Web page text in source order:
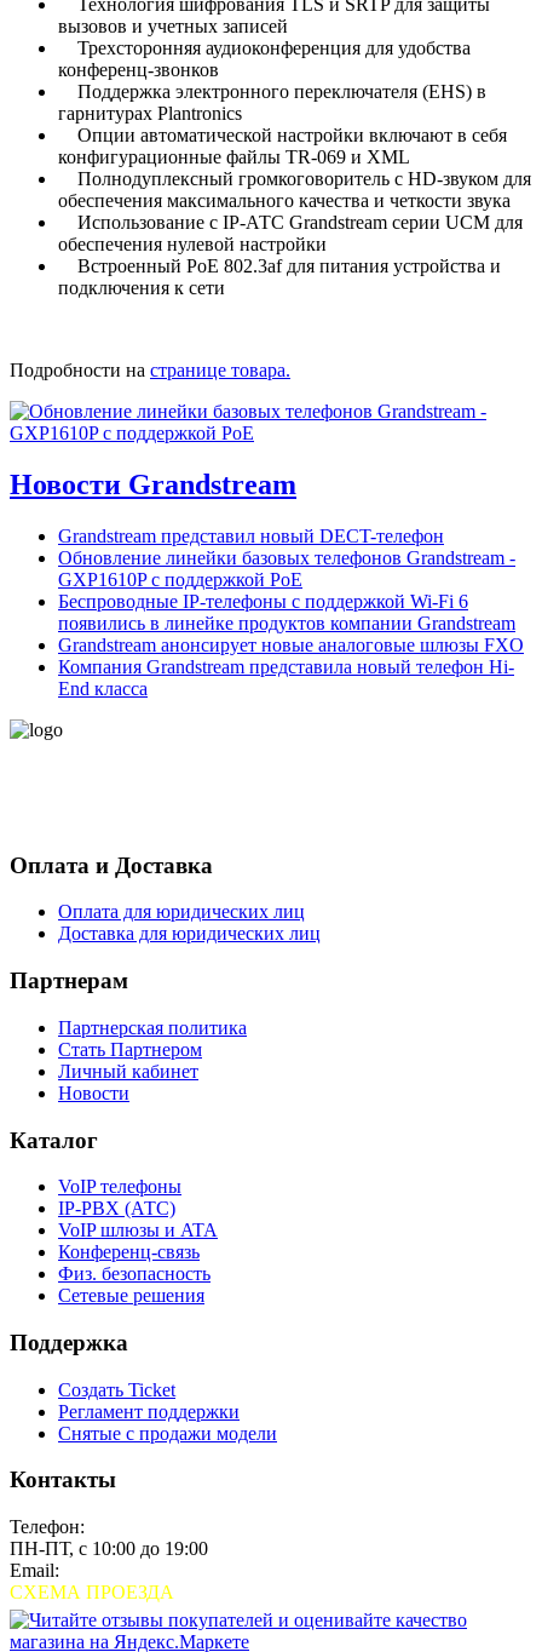
Технология шифрования TLS и SRTP для защиты
вызовов и учетных записей
Трехсторонняя аудиоконференция для удобства
конференц-звонков
Поддержка электронного переключателя (EHS) в
гарнитурах Plantronics
Опции автоматической настройки включают в себя
конфигурационные файлы TR-069 и XML
Полнодуплексный громкоговоритель с HD-звуком для
обеспечения максимального качества и четкости звука
Использование с IP-АТС Grandstream серии UCM для
обеспечения нулевой настройки
Встроенный PoE 802.3af для питания устройства и
подключения к сети
Подробности на странице товара.
Новости Grandstream
Grandstream представил новый DECT-телефон
Обновление линейки базовых телефонов Grandstream -
GXP1610P с поддержкой PoE
Беспроводные IP-телефоны с поддержкой Wi-Fi 6
появились в линейке продуктов компании Grandstream
Grandstream анонсирует новые аналоговые шлюзы FXO
Компания Grandstream представила новый телефон Hi-
End класса
Оплата и Доставка
Оплата для юридических лиц
Доставка для юридических лиц
Партнерам
Партнерская политика
Стать Партнером
Личный кабинет
Новости
Каталог
VoIP телефоны
IP-PBX (АТС)
VoIP шлюзы и ATA
Конференц-связь
Физ. безопасность
Сетевые решения
Поддержка
Создать Ticket
Регламент поддержки
Снятые с продажи модели
Контакты
Телефон:
ПН-ПТ, с 10:00 до 19:00
Email:
СХЕМА ПРОЕЗДА